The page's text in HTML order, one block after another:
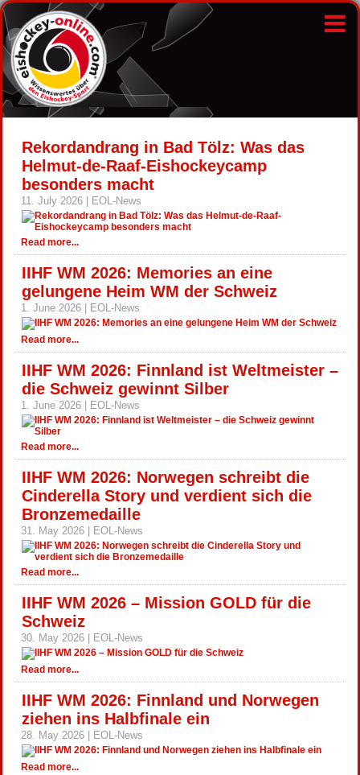
Rekordandrang in Bad Tölz: Was das
Helmut-de-Raaf-Eishockeycamp
besonders macht
11. July 2026 | EOL-News
Read more...
IIHF WM 2026: Memories an eine
gelungene Heim WM der Schweiz
1. June 2026 | EOL-News
Read more...
IIHF WM 2026: Finnland ist Weltmeister –
die Schweiz gewinnt Silber
1. June 2026 | EOL-News
Read more...
IIHF WM 2026: Norwegen schreibt die
Cinderella Story und verdient sich die
Bronzemedaille
31. May 2026 | EOL-News
Read more...
IIHF WM 2026 – Mission GOLD für die
Schweiz
30. May 2026 | EOL-News
Read more...
IIHF WM 2026: Finnland und Norwegen
ziehen ins Halbfinale ein
28. May 2026 | EOL-News
Read more...